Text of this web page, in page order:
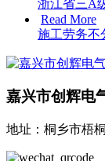
浙江省三A
Read More
施工劳务不
嘉兴市创辉电
地址：桐乡市梧